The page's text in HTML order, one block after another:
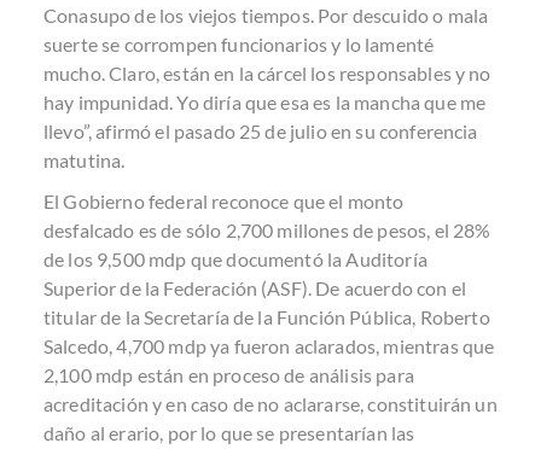
Conasupo de los viejos tiempos. Por descuido o mala
suerte se corrompen funcionarios y lo lamenté
mucho. Claro, están en la cárcel los responsables y no
hay impunidad. Yo diría que esa es la mancha que me
llevo”, afirmó el pasado 25 de julio en su conferencia
matutina.
El Gobierno federal reconoce que el monto
desfalcado es de sólo 2,700 millones de pesos, el 28%
de los 9,500 mdp que documentó la Auditoría
Superior de la Federación (ASF). De acuerdo con el
titular de la Secretaría de la Función Pública, Roberto
Salcedo, 4,700 mdp ya fueron aclarados, mientras que
2,100 mdp están en proceso de análisis para
acreditación y en caso de no aclararse, constituirán un
daño al erario, por lo que se presentarían las